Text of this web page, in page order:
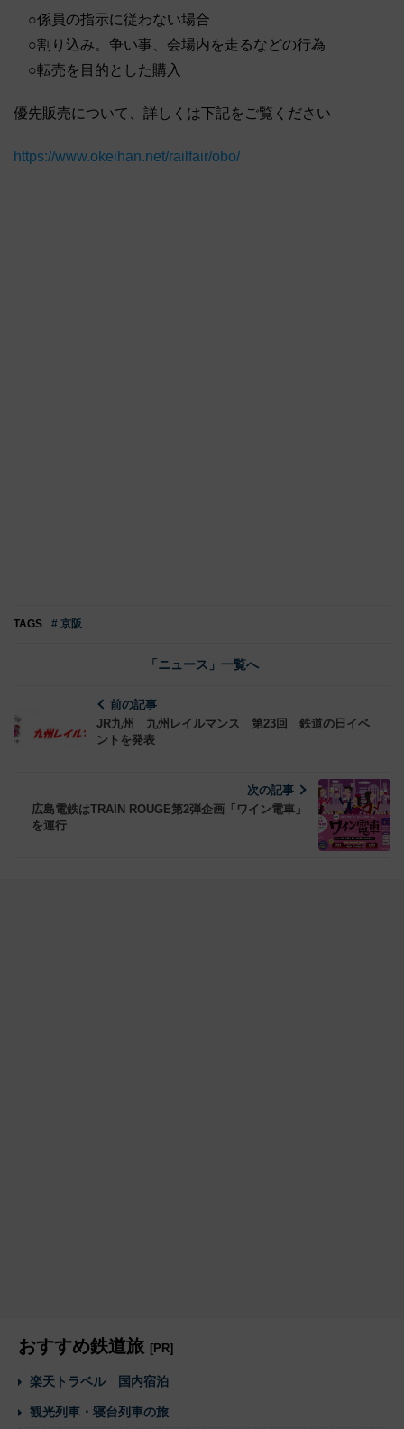
○係員の指示に従わない場合
○割り込み。争い事、会場内を走るなどの行為
○転売を目的とした購入
優先販売について、詳しくは下記をご覧ください
https://www.okeihan.net/railfair/obo/
TAGS # 京阪
「ニュース」一覧へ
前の記事
JR九州 九州レイルマンス 第23回 鉄道の日イベ
ントを発表
次の記事
広島電鉄はTRAIN ROUGE第2弾企画「ワイン電車」
を運行
おすすめ鉄道旅 [PR]
楽天トラベル 国内宿泊
観光列車・寝台列車の旅